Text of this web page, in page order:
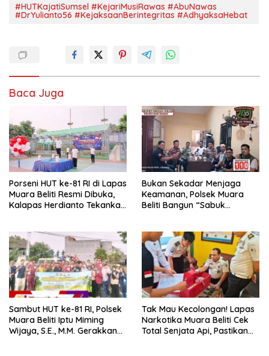
#HUTKajatiSumsel #KejariMusiRawas #AbuNawas
#DrYulianto56 #KejaksaanBerintegritas #AdhyaksaHebat
Baca Juga
Porseni HUT ke-81 RI di Lapas
Muara Beliti Resmi Dibuka,
Kalapas Herdianto Tekankan
Bukan Sekadar Menjaga
Keamanan, Polsek Muara
Beliti Bangun “Sabuk
Sambut HUT ke-81 RI, Polsek
Muara Beliti Iptu Miming
Wijaya, S.E., M.M. Gerakkan
Tak Mau Kecolongan! Lapas
Narkotika Muara Beliti Cek
Total Senjata Api, Pastikan